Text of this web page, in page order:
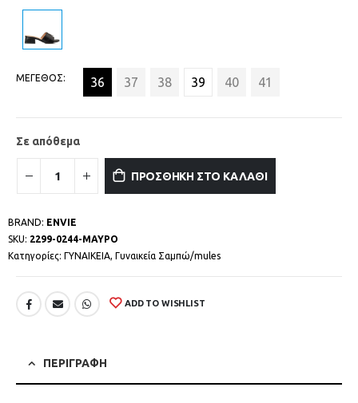
ΜΕΓΕΘΟΣ 36 37 38 39 40 41
Σε απόθεμα
ΠΡΟΣΘΗΚΗ ΣΤΟ ΚΑΛΑΘΙ
BRAND: ENVIE
SKU: 2299-0244-ΜΑΥΡΟ
Κατηγορίες: ΓΥΝΑΙΚΕΙΑ, Γυναικεία Σαμπώ/mules
ADD TO WISHLIST
ΠΕΡΙΓΡΑΦΗ